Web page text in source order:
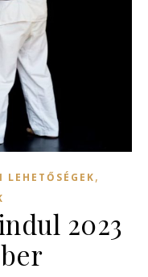
LEHETŐSÉGEK,
2023